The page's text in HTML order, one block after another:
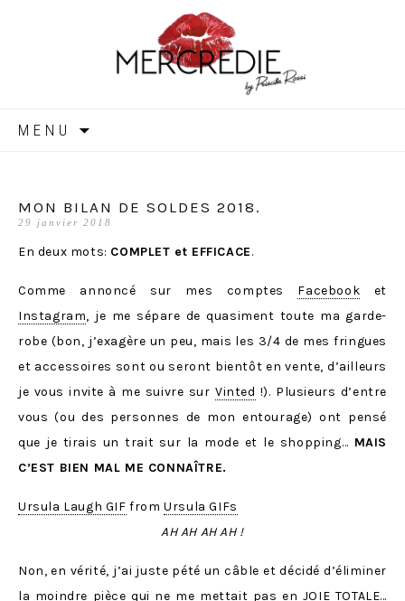
MERCREDIE
MENU
MON BILAN DE SOLDES 2018.
29 janvier 2018
En deux mots: COMPLET et EFFICACE.
Comme annoncé sur mes comptes Facebook et
Instagram, je me sépare de quasiment toute ma garde-
robe (bon, j’exagère un peu, mais les 3/4 de mes fringues
et accessoires sont ou seront bientôt en vente, d’ailleurs
je vous invite à me suivre sur Vinted !). Plusieurs d’entre
vous (ou des personnes de mon entourage) ont pensé
que je tirais un trait sur la mode et le shopping… MAIS
C’EST BIEN MAL ME CONNAÎTRE.
Ursula Laugh GIF fromUrsula GIFs
AH AH AH AH !
Non, en vérité, j’ai juste pété un câble et décidé d’éliminer
la moindre pièce qui ne me mettait pas en JOIE TOTALE…